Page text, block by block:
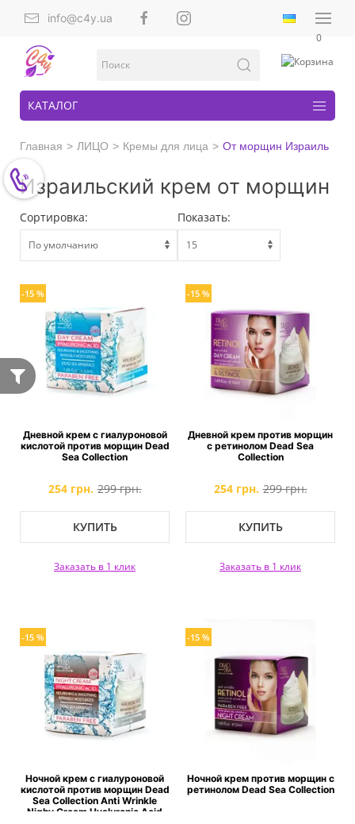
info@c4y.ua
0
КАТАЛОГ
Главная ЛИЦО Кремы для лица От морщин Израиль
Израильский крем от морщин
Сортировка: Показать:
-15 %
Дневной крем с гиалуроновой
кислотой против морщин Dead
Sea Collection
254 грн. 299 грн.
КУПИТЬ
Заказать в 1 клик
-15 %
Дневной крем против морщин
с ретинолом Dead Sea
Collection
254 грн. 299 грн.
КУПИТЬ
Заказать в 1 клик
-15 %
Ночной крем с гиалуроновой
кислотой против морщин Dead
Sea Collection Anti Wrinkle
Nighy Cream Hyaluronic Acid
-15 %
Ночной крем против морщин с
ретинолом Dead Sea Collection